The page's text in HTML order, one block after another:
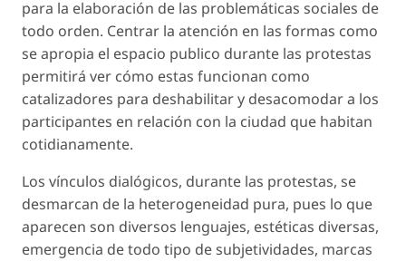
para la elaboración de las problemáticas sociales de
todo orden. Centrar la atención en las formas como
se apropia el espacio publico durante las protestas
permitirá ver cómo estas funcionan como
catalizadores para deshabilitar y desacomodar a los
participantes en relación con la ciudad que habitan
cotidianamente.
Los vínculos dialógicos, durante las protestas, se
desmarcan de la heterogeneidad pura, pues lo que
aparecen son diversos lenguajes, estéticas diversas,
emergencia de todo tipo de subjetividades, marcas